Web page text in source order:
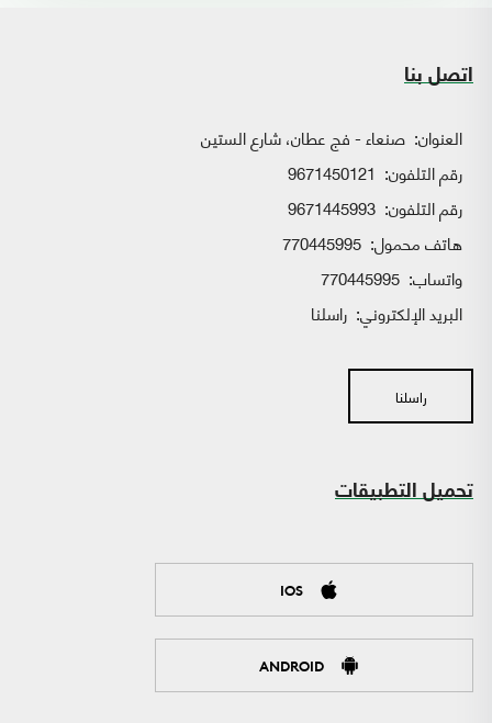
اتصل بنا
العنوان: صنعاء - فج عطان، شارع الستين
رقم التلفون: 9671450121
رقم التلفون: 9671445993
هاتف محمول: 770445995
واتساب:
البريد الإلكتروني: راسلنا
راسلنا
تحميل التطبيقات
IOS
ANDROID